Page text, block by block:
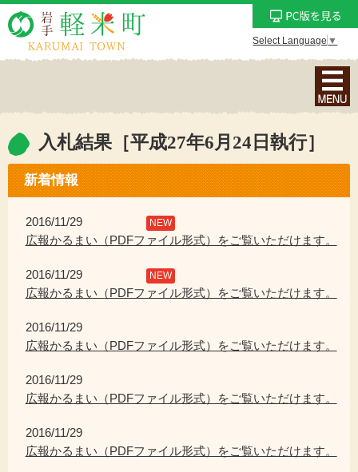
Select Language ▼
ナ
ビ
ョ
ン
ニ
を
入札結果［平成27年6月24日執行］
新着情報
2016/11/29 NEW
広報かるまい（PDFファイル形式）をご覧いただけます。
2016/11/29 NEW
広報かるまい（PDFファイル形式）をご覧いただけます。
2016/11/29
広報かるまい（PDFファイル形式）をご覧いただけます。
2016/11/29
広報かるまい（PDFファイル形式）をご覧いただけます。
2016/11/29
広報かるまい（PDFファイル形式）をご覧いただけます。